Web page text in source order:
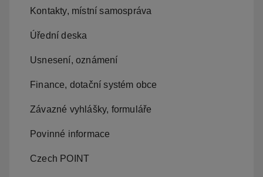
Kontakty, místní samospráva
Úřední deska
Usnesení, oznámení
Finance, dotační systém obce
Závazné vyhlášky, formuláře
Povinné informace
Czech POINT